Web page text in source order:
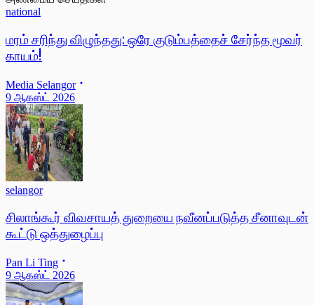
national
மரம் சரிந்து விழுந்தது: ஒரே குடும்பத்தைச் சேர்ந்த மூவர்
காயம்!
Media Selangor
9 ஆகஸ்ட் 2026
selangor
சிலாங்கூர் விவசாயத் துறையை நவீனப்படுத்த சீனாவுடன்
கூட்டு ஒத்துழைப்பு
Pan Li Ting
9 ஆகஸ்ட் 2026